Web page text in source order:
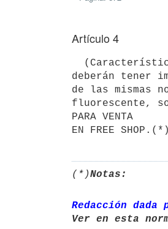
Artículo 4
deberán tener
de las mismas
fluorescente,
PARA VENTA
(*)Notas:
Redacción dada
Ver en esta